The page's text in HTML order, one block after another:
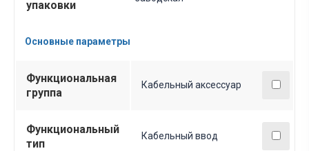
упаковки
Основные параметры
Функциональная
группа
Кабельный аксессуар
Функциональный
тип
Кабельный ввод